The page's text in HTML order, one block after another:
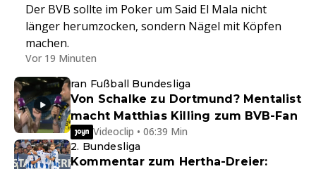
Der BVB sollte im Poker um Said El Mala nicht
länger herumzocken, sondern Nägel mit Köpfen
machen.
Vor 19 Minuten
ran Fußball Bundesliga
Von Schalke zu Dortmund? Mentalist
macht Matthias Killing zum BVB-Fan
Videoclip • 06:39 Min
2. Bundesliga
Kommentar zum Hertha-Dreier: